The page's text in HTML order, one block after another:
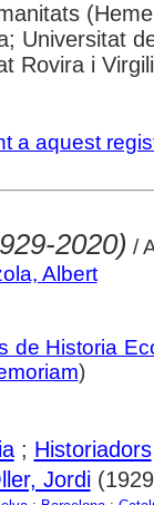
Universitat
Rovira i Virgili
a aquest
2020) /
Albert
de Historia
)
; Historiadors
Jordi